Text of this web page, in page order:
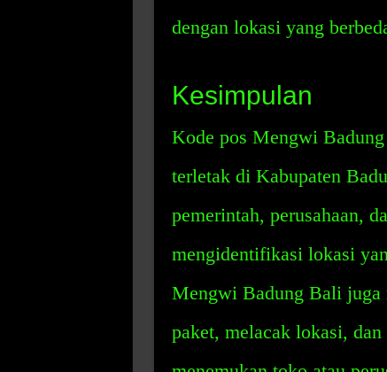
dengan lokasi yang
Kesimpulan
Kode pos Mengwi
terletak di Kabupaten
pemerintah, perusahaan,
mengidentifikasi lokasi
Mengwi Badung Bali juga
paket, melacak lokasi,